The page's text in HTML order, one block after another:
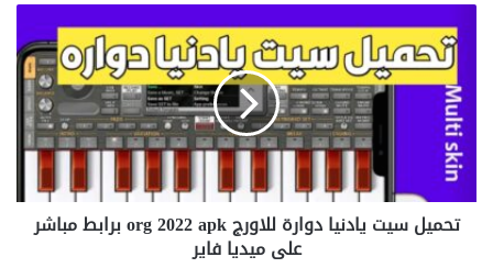
تحميل
سيت
يادنيا
دوارة
للاورج
org
2022
apk
برابط
مباشر
تحميل سيت يادنيا دوارة للاورج org 2022 apk برابط مباشر
على ميديا فاير